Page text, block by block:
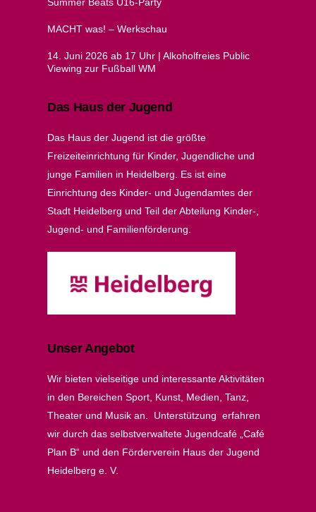
MACHT was! – Werkschau
14. Juni 2026 ab 17 Uhr | Alkoholfreies Public
Viewing zur Fußball WM
Das Haus der Jugend
Das Haus der Jugend ist die größte
Freizeiteinrichtung für Kinder, Jugendliche und
junge Familien in Heidelberg. Es ist eine
Einrichtung des Kinder- und Jugendamtes der
Stadt Heidelberg und Teil der Abteilung Kinder-,
Jugend- und Familienförderung.
Unser Angebot
Wir bieten vielseitige und interessante Aktivitäten
in den Bereichen Sport, Kunst, Medien, Tanz,
Theater und Musik an. Unterstützung erfahren
wir durch das selbstverwaltete Jugendcafé „Café
Plan B“ und den Förderverein Haus der Jugend
Heidelberg e. V.